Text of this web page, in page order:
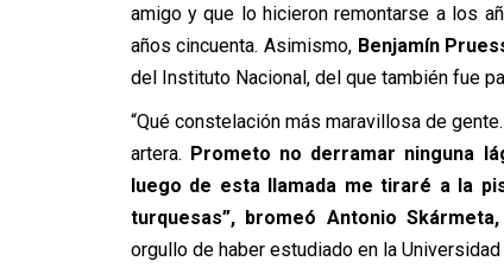
amigo y que lo hicieron remontarse a los
años cincuenta. Asimismo, Benjamín
del Instituto Nacional, del que también fue
“Qué constelación más maravillosa de
artera. Prometo no derramar ninguna
luego de esta llamada me tiraré a la
turquesas”, bromeó Antonio Skármeta,
orgullo de haber estudiado en la